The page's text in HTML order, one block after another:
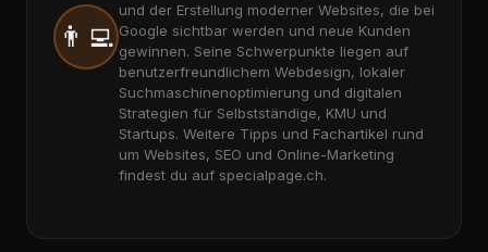
👨‍💻
und der Erstellung moderner Websites, die bei
Google sichtbar werden und neue Kunden
gewinnen. Seine Schwerpunkte liegen auf
benutzerfreundlichem Webdesign, lokaler
Suchmaschinenoptimierung und digitalen
Strategien für Selbstständige, KMU und
Startups. Weitere Tipps und Fachartikel rund
um Websites, SEO und Online-Marketing
findest du auf specialpage.ch.